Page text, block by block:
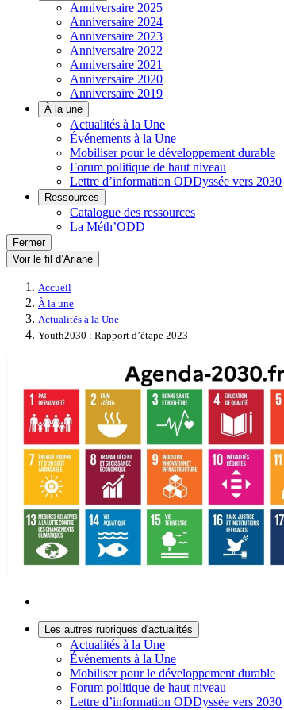
Anniversaire 2025
Anniversaire 2024
Anniversaire 2023
Anniversaire 2022
Anniversaire 2021
Anniversaire 2020
Anniversaire 2019
À la une
Actualités à la Une
Événements à la Une
Mobiliser pour le développement durable
Forum politique de haut niveau
Lettre d’information ODDyssée vers 2030
Ressources
Catalogue des ressources
La Méth’ODD
Fermer
Voir le fil d’Ariane
Accueil
À la une
Actualités à la Une
Youth2030 : Rapport d’étape 2023
Les autres rubriques d'actualités
Actualités à la Une
Événements à la Une
Mobiliser pour le développement durable
Forum politique de haut niveau
Lettre d’information ODDyssée vers 2030